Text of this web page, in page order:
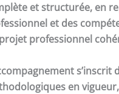
et structurée, en
et des
professionnel
en